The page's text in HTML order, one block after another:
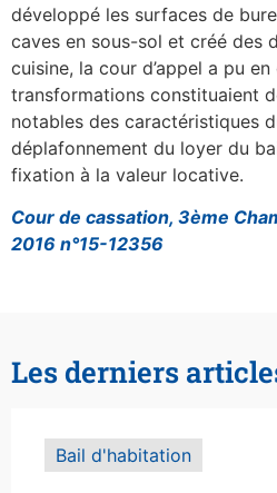
développé les surfaces de
caves en sous-sol et créé des
cuisine, la cour d’appel a pu
transformations constituaient
notables des caractéristiques
déplafonnement du loyer du
fixation à la valeur locative.
Cour de cassation, 3ème
2016 n°15-12356
Les derniers
Bail d'habitation